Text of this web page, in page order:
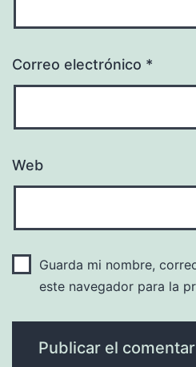
Correo electrónico *
Web
Guarda mi nombre,
este navegador para la